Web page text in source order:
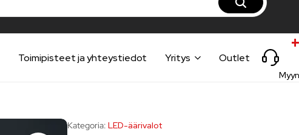
Toimipisteet ja yhteystiedot Yritys Outlet
Kategoria: LED-äärivalot